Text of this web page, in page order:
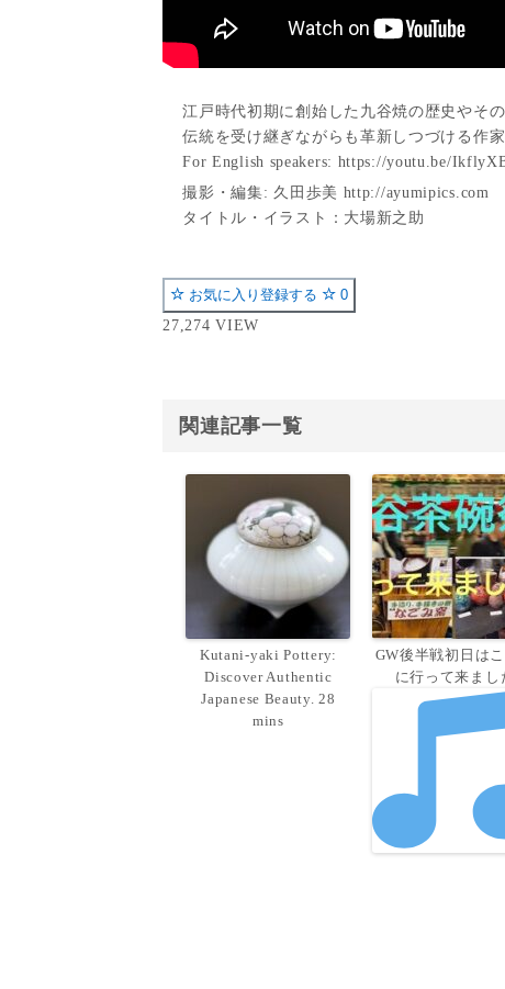
江戸時代初期に創始した九谷焼の歴史やそ
伝統を受け継ぎながらも革新しつづける作
For English speakers: https://youtu.be/
撮影・編集: 久田歩美 http://ayumipics.com
タイトル・イラスト：大場新之助
お気に入り登録する
0
27,274 VIEW
関連記事一覧
Kutani-yaki Pottery:
Discover Authentic
Japanese Beauty. 28
mins
GW後半戦初日は
に行って来まし